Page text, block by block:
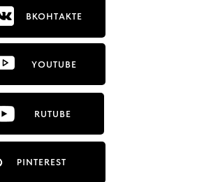
PINTEREST
YOUTUBE
ВКОНТАКТЕ
RUTUBE